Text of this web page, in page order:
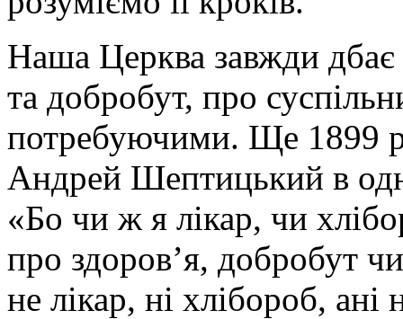
Наша Церква завжди дбає
та добробут, про
потребуючими. Ще 1899
Андрей Шептицький в
«Бо чи ж я лікар, чи
про здоров’я, добробут
не лікар, ні хлібороб,